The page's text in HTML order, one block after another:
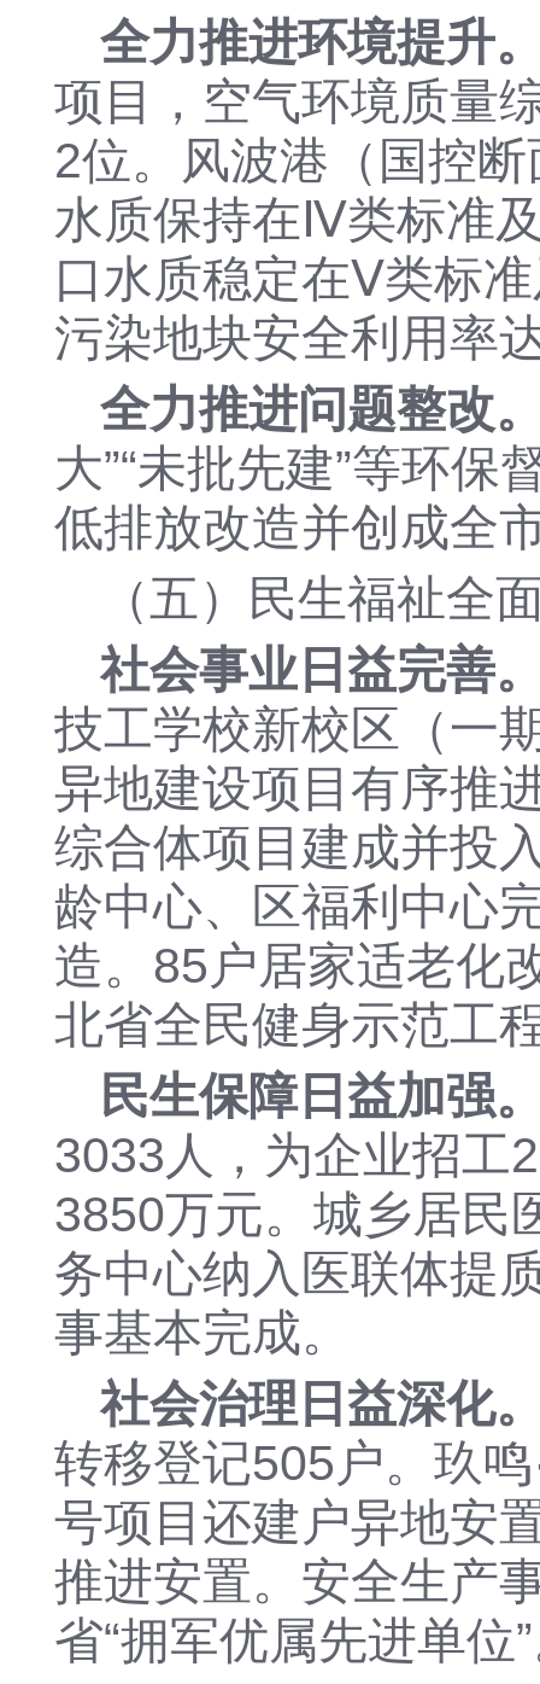
全力推进环境提升
项目，空气环境质量
2位。
风波港（国控
水质保持在Ⅳ类标准
口水质稳定在Ⅴ类标准
污染地块安全利用率
全力推进问题整改
大”“未批先建”等环保
低排放改造并创成全
（五）民生福祉全
社会事业日益完善
技工学校新校区 （一
异地建设项目 有序推
综合体项目建成并投
龄中心、区福利中心
造。 85户居家适老化
北省全民健身示范工
民生保障日益加强
3033 人 ， 为企业招工
3850万元。 城乡居民
务中心纳入医联体提
事基本完成。
社会治理日益深化
转移登记505户。 玖鸣
号项目还建户异地安
推进安置。 安全生产
省“拥军优属先进单位”